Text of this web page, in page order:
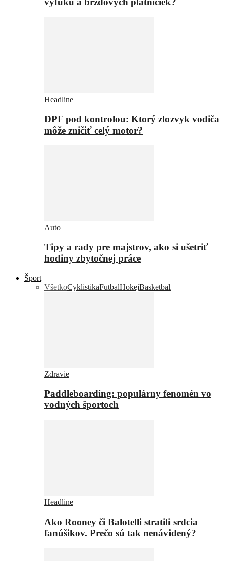
Headline
DPF pod kontrolou: Ktorý zlozvyk vodiča
môže zničiť celý motor?
Auto
Tipy a rady pre majstrov, ako si ušetriť
hodiny zbytočnej práce
Šport
VšetkoCyklistikaFutbalHokejBasketbal
Zdravie
Paddleboarding: populárny fenomén vo
vodných športoch
Headline
Ako Rooney či Balotelli stratili srdcia
fanúšikov. Prečo sú tak nenávidený?